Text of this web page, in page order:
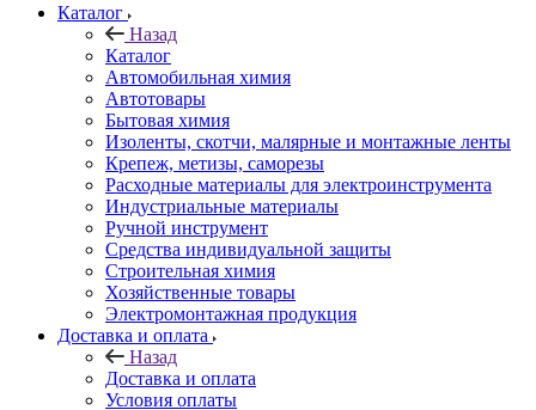
Каталог
Назад
Каталог
Автомобильная химия
Автотовары
Бытовая химия
Изоленты, скотчи, малярные и монтажные ленты
Крепеж, метизы, саморезы
Расходные материалы для электроинструмента
Индустриальные материалы
Ручной инструмент
Средства индивидуальной защиты
Строительная химия
Хозяйственные товары
Электромонтажная продукция
Доставка и оплата
Назад
Доставка и оплата
Условия оплаты